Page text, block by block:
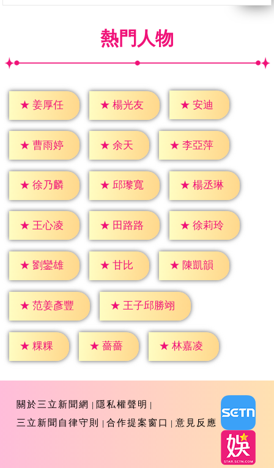
熱門人物
★ 姜厚任 ★ 楊光友 ★ 安迪
★ 曹雨婷 ★ 余天 ★ 李亞萍
★ 徐乃麟 ★ 邱瓈寬 ★ 楊丞琳
★ 王心凌 ★ 田路路 ★ 徐莉玲
★ 劉鑾雄 ★ 甘比 ★ 陳凱韻
★ 范姜彥豐 ★ 王子邱勝翊
★ 粿粿 ★ 薔薔 ★ 林嘉凌
關於三立新聞網
隱私權聲明
三立新聞自律守則
合作提案窗口 意見反應